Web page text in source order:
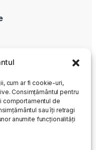
cum ar fi cookie-uri,
Consimțământul pentru
comportamentul de
sau îți retragi
anumite funcționalități